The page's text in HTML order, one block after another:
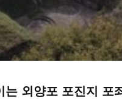
는 외양포 포진지 포